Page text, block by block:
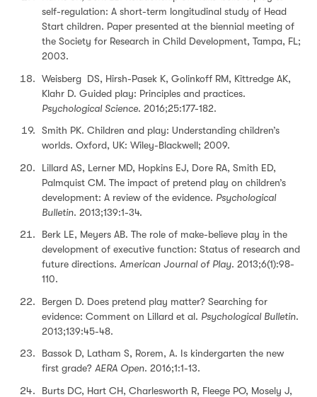
self-regulation: A short-term longitudinal study of Head
Start children. Paper presented at the biennial meeting of
the Society for Research in Child Development, Tampa, FL;
2003.
Weisberg DS, Hirsh-Pasek K, Golinkoff RM, Kittredge AK,
Klahr D. Guided play: Principles and practices.
Psychological Science. 2016;25:177-182.
Smith PK. Children and play: Understanding children’s
worlds. Oxford, UK: Wiley-Blackwell; 2009.
Lillard AS, Lerner MD, Hopkins EJ, Dore RA, Smith ED,
Palmquist CM. The impact of pretend play on children’s
development: A review of the evidence. Psychological
Bulletin. 2013;139:1-34.
Berk LE, Meyers AB. The role of make-believe play in the
development of executive function: Status of research and
future directions. American Journal of Play. 2013;6(1):98-
110.
Bergen D. Does pretend play matter? Searching for
evidence: Comment on Lillard et al. Psychological Bulletin.
2013;139:45-48.
Bassok D, Latham S, Rorem, A. Is kindergarten the new
first grade? AERA Open. 2016;1:1-13.
Burts DC, Hart CH, Charlesworth R, Fleege PO, Mosely J,